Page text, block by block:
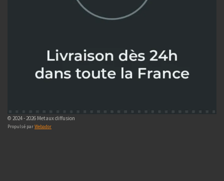
© 2024 - 2026 Metaux diffusion
Propulsé parWebador